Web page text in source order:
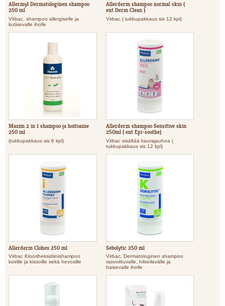
Allermyl Dermatologinen shampoo
250 ml
Virbac, shampoo allergiselle ja
kutisevalle iholle
Allerderm shampoo normal skin (
ent Derm Clean )
Virbac ( tukkupakkaus sis 12 kpl)
Maxim 2 in 1 shampoo ja hoitoaine
250 ml
(tukkupakkaus sis 6 kpl)
Allerderm shampoo Sensitive skin
250ml ( ent Epi-soothe)
Virbac sisältää kaurajauhoa (
tukkupakkaus sis 12 kpl)
Allerderm Clohex 250 ml
Virbac Klooriheksidiinishampoo
koirille ja kissoille sekä hevosille
Sebolytic 250 ml
Virbac, Dermatologinen shampoo
rasvoittuvalle, hilseilevälle ja
haisevalle iholle